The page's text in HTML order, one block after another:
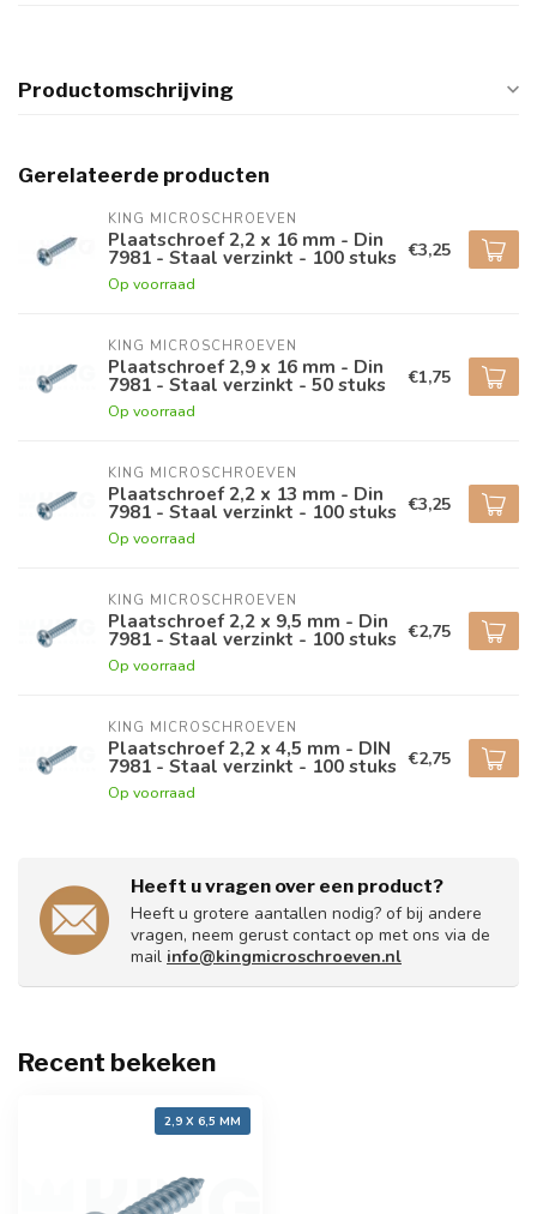
Productomschrijving
Gerelateerde producten
KING MICROSCHROEVEN
Plaatschroef 2,2 x 16 mm - Din
7981 - Staal verzinkt - 100 stuks
Op voorraad
€3,25
KING MICROSCHROEVEN
Plaatschroef 2,9 x 16 mm - Din
7981 - Staal verzinkt - 50 stuks
Op voorraad
€1,75
KING MICROSCHROEVEN
Plaatschroef 2,2 x 13 mm - Din
7981 - Staal verzinkt - 100 stuks
Op voorraad
€3,25
KING MICROSCHROEVEN
Plaatschroef 2,2 x 9,5 mm - Din
7981 - Staal verzinkt - 100 stuks
Op voorraad
€2,75
KING MICROSCHROEVEN
Plaatschroef 2,2 x 4,5 mm - DIN
7981 - Staal verzinkt - 100 stuks
Op voorraad
€2,75
Heeft u vragen over een product?
Heeft u grotere aantallen nodig? of bij andere
vragen, neem gerust contact op met ons via de
mail info@kingmicroschroeven.nl
Recent bekeken
2,9 X 6,5 MM